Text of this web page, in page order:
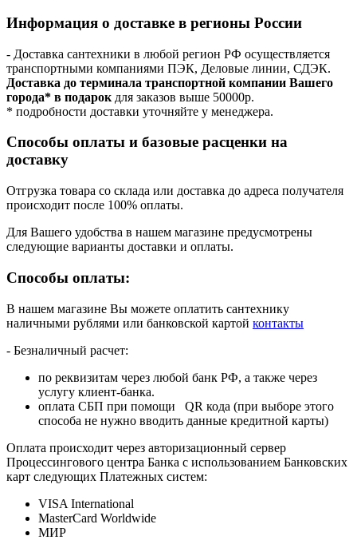
Информация о доставке в регионы России
- Доставка сантехники в любой регион РФ осуществляется
транспортными компаниями ПЭК, Деловые линии, СДЭК.
Доставка до терминала транспортной компании Вашего
города* в подарок для заказов выше 50000р.
* подробности доставки уточняйте у менеджера.
Способы оплаты и базовые расценки на
доставку
Отгрузка товара со склада или доставка до адреса получателя
происходит после 100% оплаты.
Для Вашего удобства в нашем магазине предусмотрены
следующие варианты доставки и оплаты.
Способы оплаты:
В нашем магазине Вы можете оплатить сантехнику
наличными рублями или банковской картой контакты
- Безналичный расчет:
по реквизитам через любой банк РФ, а также через
услугу клиент-банка.
оплата СБП при помощи QR кода (при выборе этого
способа не нужно вводить данные кредитной карты)
Оплата происходит через авторизационный сервер
Процессингового центра Банка с использованием Банковских
карт следующих Платежных систем:
VISA International
MasterCard Worldwide
МИР